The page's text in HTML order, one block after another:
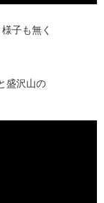
子も無く
盛沢山の